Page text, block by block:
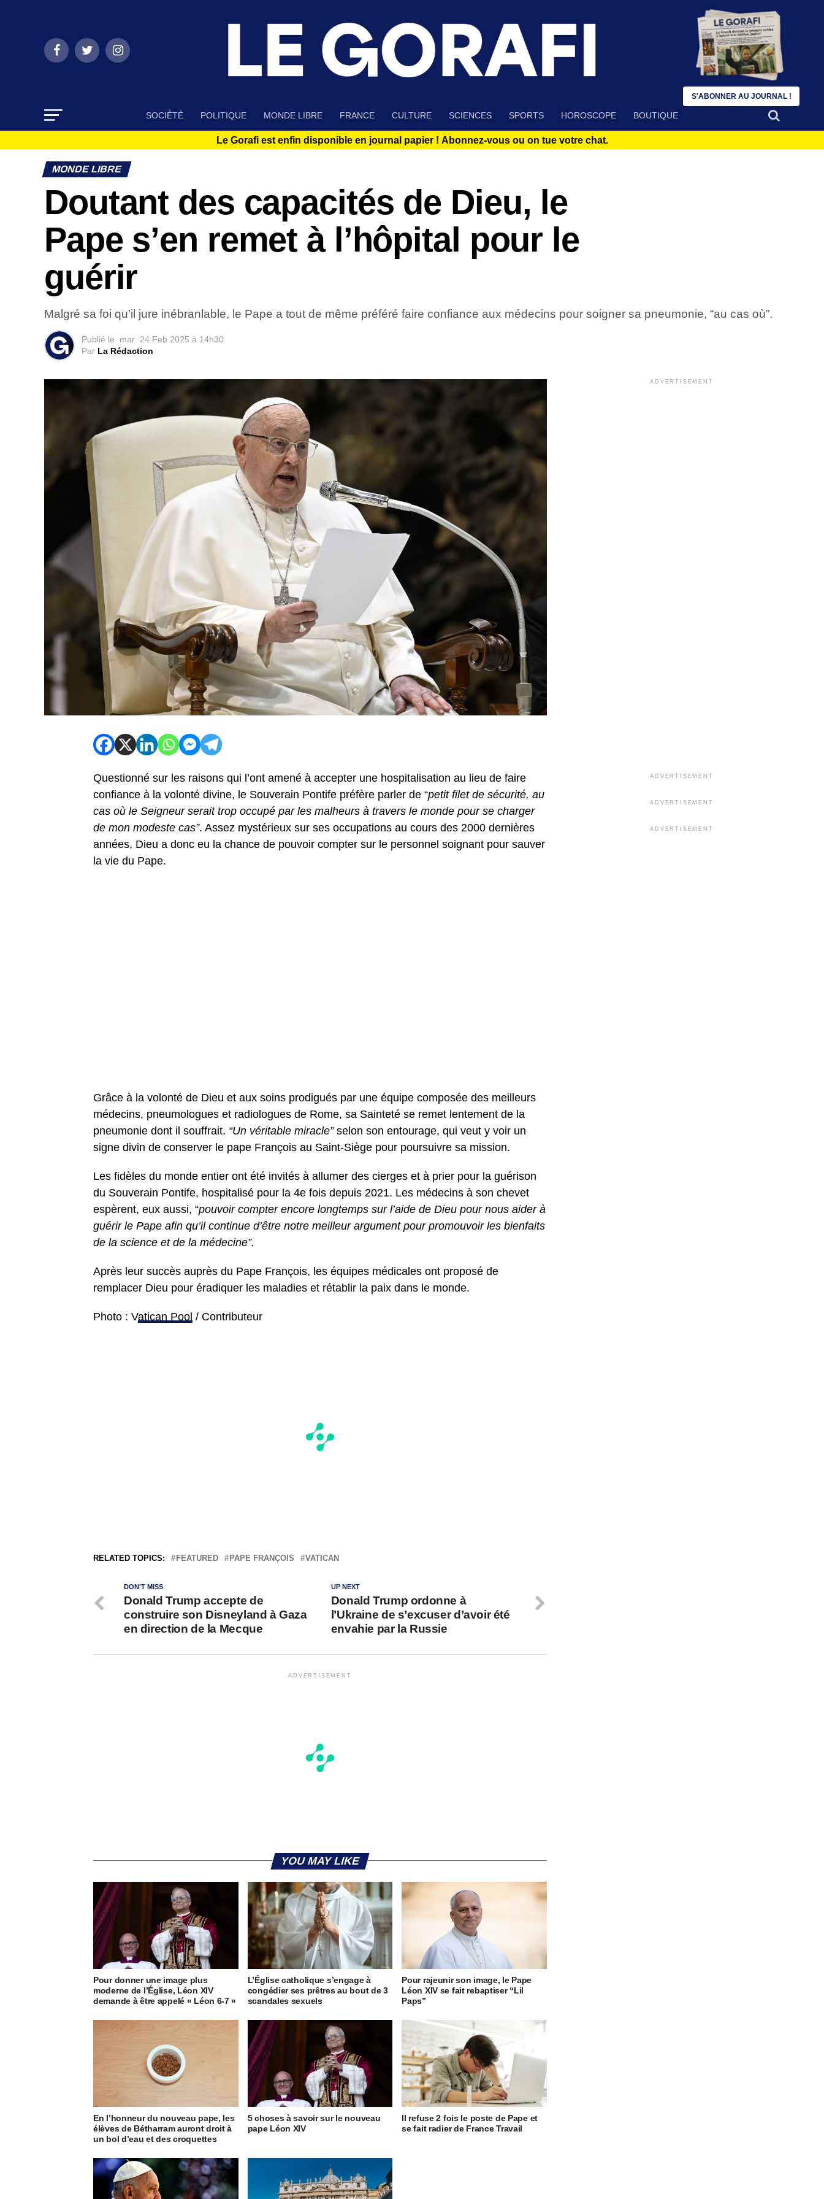
SOCIÉTÉ POLITIQUE MONDE LIBRE FRANCE CULTURE SCIENCES SPORTS HOROSCOPE BOUTIQUE
Le Gorafi est enfin disponible en journal papier ! Abonnez-vous ou on tue votre chat.
MONDE LIBRE
Doutant des capacités de Dieu, le
Pape s’en remet à l’hôpital pour le
guérir
Malgré sa foi qu’il jure inébranlable, le Pape a tout de même préféré faire confiance aux médecins pour soigner sa pneumonie, “au cas où”.
Publié le mar 24 Feb 2025 à 14h30
Par La Rédaction
Questionné sur les raisons qui l’ont amené à accepter une hospitalisation au lieu de faire
confiance à la volonté divine, le Souverain Pontife préfère parler de “petit filet de sécurité, au
cas où le Seigneur serait trop occupé par les malheurs à travers le monde pour se charger
de mon modeste cas”. Assez mystérieux sur ses occupations au cours des 2000 dernières
années, Dieu a donc eu la chance de pouvoir compter sur le personnel soignant pour sauver
la vie du Pape.
Grâce à la volonté de Dieu et aux soins prodigués par une équipe composée des meilleurs
médecins, pneumologues et radiologues de Rome, sa Sainteté se remet lentement de la
pneumonie dont il souffrait. “Un véritable miracle”selon son entourage, qui veut y voir un
signe divin de conserver le pape François au Saint-Siège pour poursuivre sa mission.
Les fidèles du monde entier ont été invités à allumer des cierges et à prier pour la guérison
du Souverain Pontife, hospitalisé pour la 4e fois depuis 2021. Les médecins à son chevet
espèrent, eux aussi, “pouvoir compter encore longtemps sur l’aide de Dieu pour nous aider à
guérir le Pape afin qu’il continue d’être notre meilleur argument pour promouvoir les bienfaits
de la science et de la médecine”.
Après leur succès auprès du Pape François, les équipes médicales ont proposé de
remplacer Dieu pour éradiquer les maladies et rétablir la paix dans le monde.
Photo : Vatican Pool / Contributeur
RELATED TOPICS: FEATURED PAPE FRANÇOIS VATICAN
UP NEXT
Donald Trump ordonne à
l’Ukraine de s’excuser d’avoir été
envahie par la Russie
DON'T MISS
Donald Trump accepte de
construire son Disneyland à Gaza
en direction de la Mecque
ADVERTISEMENT
YOU MAY LIKE
Pour donner une image plus
moderne de l’Église, Léon XIV
demande à être appelé « Léon 6-7 »
L’Église catholique s’engage à
congédier ses prêtres au bout de 3
scandales sexuels
Pour rajeunir son image, le Pape
Léon XIV se fait rebaptiser “Lil
Paps”
En l’honneur du nouveau pape, les
élèves de Bétharram auront droit à
un bol d’eau et des croquettes
5 choses à savoir sur le nouveau
pape Léon XIV
Il refuse 2 fois le poste de Pape et
se fait radier de France Travail
ADVERTISEMENT
ADVERTISEMENT
ADVERTISEMENT
ADVERTISEMENT
S'ABONNER AU JOURNAL !